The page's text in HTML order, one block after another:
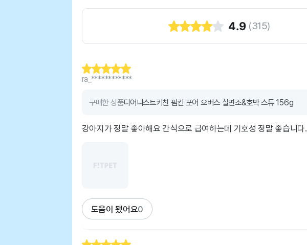
4.9 (315)
ra_************
구매한 상품디어니스트키친 펌킨 포어 오버스 칠면조&호박 스튜 156g
강아지가 정말 좋아해요 간식으로 급여하는데 기호성 정말 좋습니다.
도움이 됐어요0